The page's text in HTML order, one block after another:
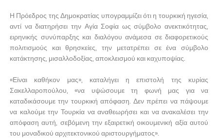
Η Πρόεδρος της Δημοκρατίας υπογραμμίζει ότι η τουρκική ηγεσία,
αντί να διατηρήσει την Αγία Σοφία ως σύμβολο ανεκτικότητας,
ειρηνικής συνύπαρξης και διαλόγου ανάμεσα σε διαφορετικούς
πολιτισμούς και θρησκείες, την μετατρέπει σε ένα σύμβολο
κατάκτησης, μισαλλοδοξίας, αποκλεισμού και καχυποψίας.
«Είναι καθήκον μας», καταλήγει η επιστολή της κυρίας
Σακελλαροπούλου, «να υψώσουμε τη φωνή μας για να
καταδικάσουμε την τουρκική απόφαση. Δεν πρέπει να πάψουμε
να καλούμε την Τουρκία να αναθεωρήσει και να ανακαλέσει την
απόφαση αυτή, σεβόμενη την εξαιρετική οικουμενική αξία αυτού
του μοναδικού αρχιτεκτονικού αριστουργήματος».